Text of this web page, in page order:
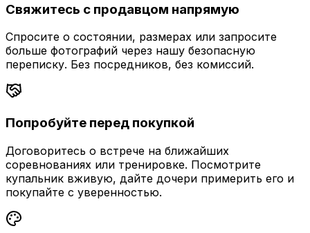
Свяжитесь с продавцом напрямую
Спросите о состоянии, размерах или запросите
больше фотографий через нашу безопасную
переписку. Без посредников, без комиссий.
Попробуйте перед покупкой
Договоритесь о встрече на ближайших
соревнованиях или тренировке. Посмотрите
купальник вживую, дайте дочери примерить его и
покупайте с уверенностью.